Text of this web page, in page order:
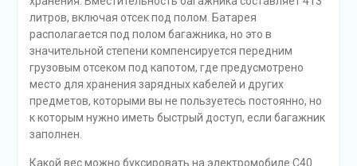
литров, включая отсек под полом. Батарея
располагается под полом багажника, но это в
значительной степени компенсируется передним
грузовым отсеком под капотом, где предусмотрено
место для хранения зарядных кабелей и других
предметов, которыми вы не пользуетесь постоянно, но
к которым нужно иметь быстрый доступ, если багажник
заполнен.
Какой вес можно буксировать на электромобиле C40